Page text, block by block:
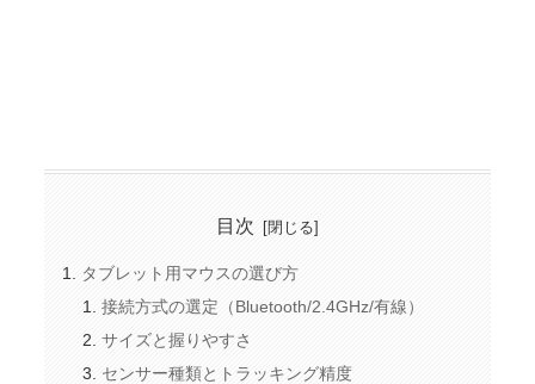
目次
タブレット用マウスの選び方
接続方式の選定（Bluetooth/2.4GHz/有線）
サイズと握りやすさ
センサー種類とトラッキング精度